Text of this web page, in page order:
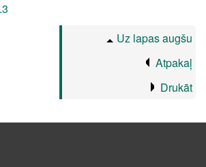
Uz lapas augšu
Atpakaļ
Drukāt